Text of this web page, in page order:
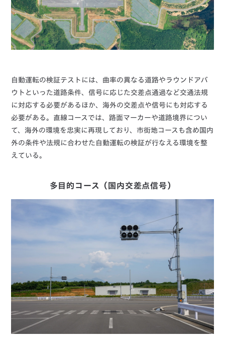
自動運転の検証テストには、曲率の異なる道路やラウンドアバ
ウトといった道路条件、信号に応じた交差点通過など交通法規
に対応する必要があるほか、海外の交差点や信号にも対応する
必要がある。直線コースでは、路面マーカーや道路境界につい
て、海外の環境を忠実に再現しており、市街地コースも含め国内
外の条件や法規に合わせた自動運転の検証が行なえる環境を整
えている。
多目的コース（国内交差点信号）